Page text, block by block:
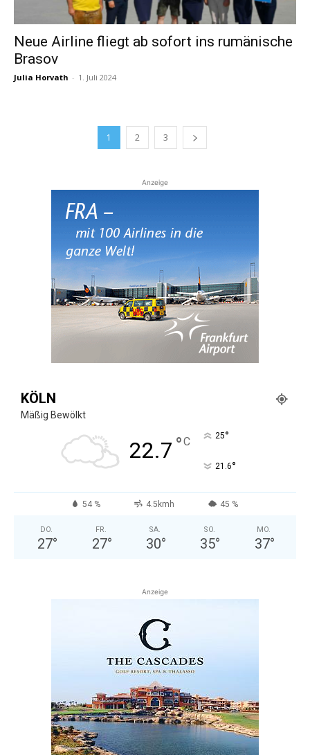
Neue Airline fliegt ab sofort ins rumänische
Brasov
Julia Horvath - 1. Juli 2024
1 2 3
Anzeige
KÖLN
Mäßig Bewölkt
22.7 °C 25°
21.6°
54 % 4.5kmh 45 %
DO.
27°
FR.
27°
SA.
30°
SO.
35°
MO.
37°
Anzeige